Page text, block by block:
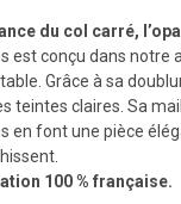
du col carré,
est conçu dans
Grâce à sa
teintes claires. Sa
en font une pièce
100 % française.